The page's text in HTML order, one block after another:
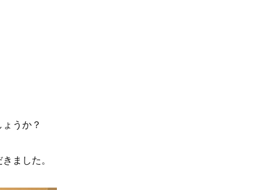
うか？
ました。